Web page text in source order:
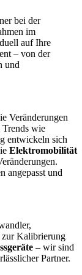
bei der
im
auf Ihre
– von der
und
Veränderungen
wie
entwickeln sich
Elektromobilität
angepasst und
zur Kalibrierung
– wir sind
Partner.